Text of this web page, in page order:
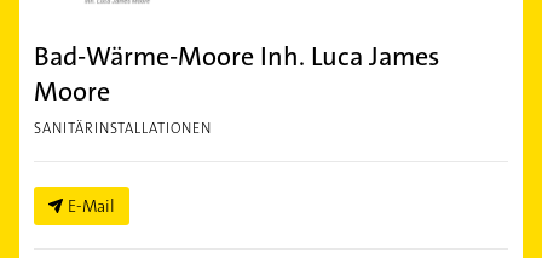
Bad-Wärme-Moore Inh. Luca James
Moore
SANITÄRINSTALLATIONEN
E-Mail